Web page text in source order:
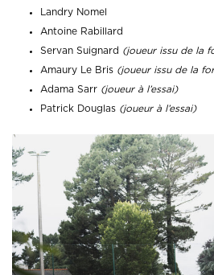
Landry Nomel
Antoine Rabillard
Servan Suignard (joueur issu de la
Amaury Le Bris (joueur issu de la
Adama Sarr (joueur à l’essai)
Patrick Douglas (joueur à l’essai)